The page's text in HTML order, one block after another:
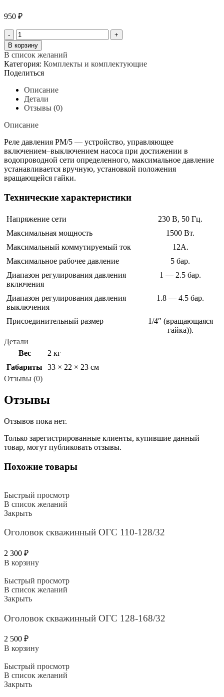
950 ₽
Количество
товара
Реле
давления
РМ5
(вращающаяся
гайка)
В корзину
В список желаний
Категория: Комплекты и комплектующие
Поделиться
Описание
Детали
Отзывы (0)
Описание
Реле давления PM/5 — устройство, управляющее
включением–выключением насоса при достижении в
водопроводной сети определенного, максимальное давление
устанавливается вручную, установкой положения
вращающейся гайки.
Технические характеристики
Напряжение сети
230 В, 50 Гц.
Максимальная мощность
1500 Вт.
Максимальный коммутируемый ток
12A.
Максимальное рабочее давление
5 бар.
Диапазон регулирования давления
включения
1 — 2.5 бар.
Диапазон регулирования давления
выключения
1.8 — 4.5 бар.
Присоединительный размер
1/4″ (вращающаяся
гайка)).
Детали
Вес
2 кг
Габариты
33 × 22 × 23 см
Отзывы (0)
Отзывы
Отзывов пока нет.
Только зарегистрированные клиенты, купившие данный
товар, могут публиковать отзывы.
Похожие товары
Быстрый просмотр
В список желаний
Закрыть
Оголовок скважинный ОГС 110-128/32
2 300 ₽
В корзину
Быстрый просмотр
В список желаний
Закрыть
Оголовок скважинный ОГС 128-168/32
2 500 ₽
В корзину
Быстрый просмотр
В список желаний
Закрыть